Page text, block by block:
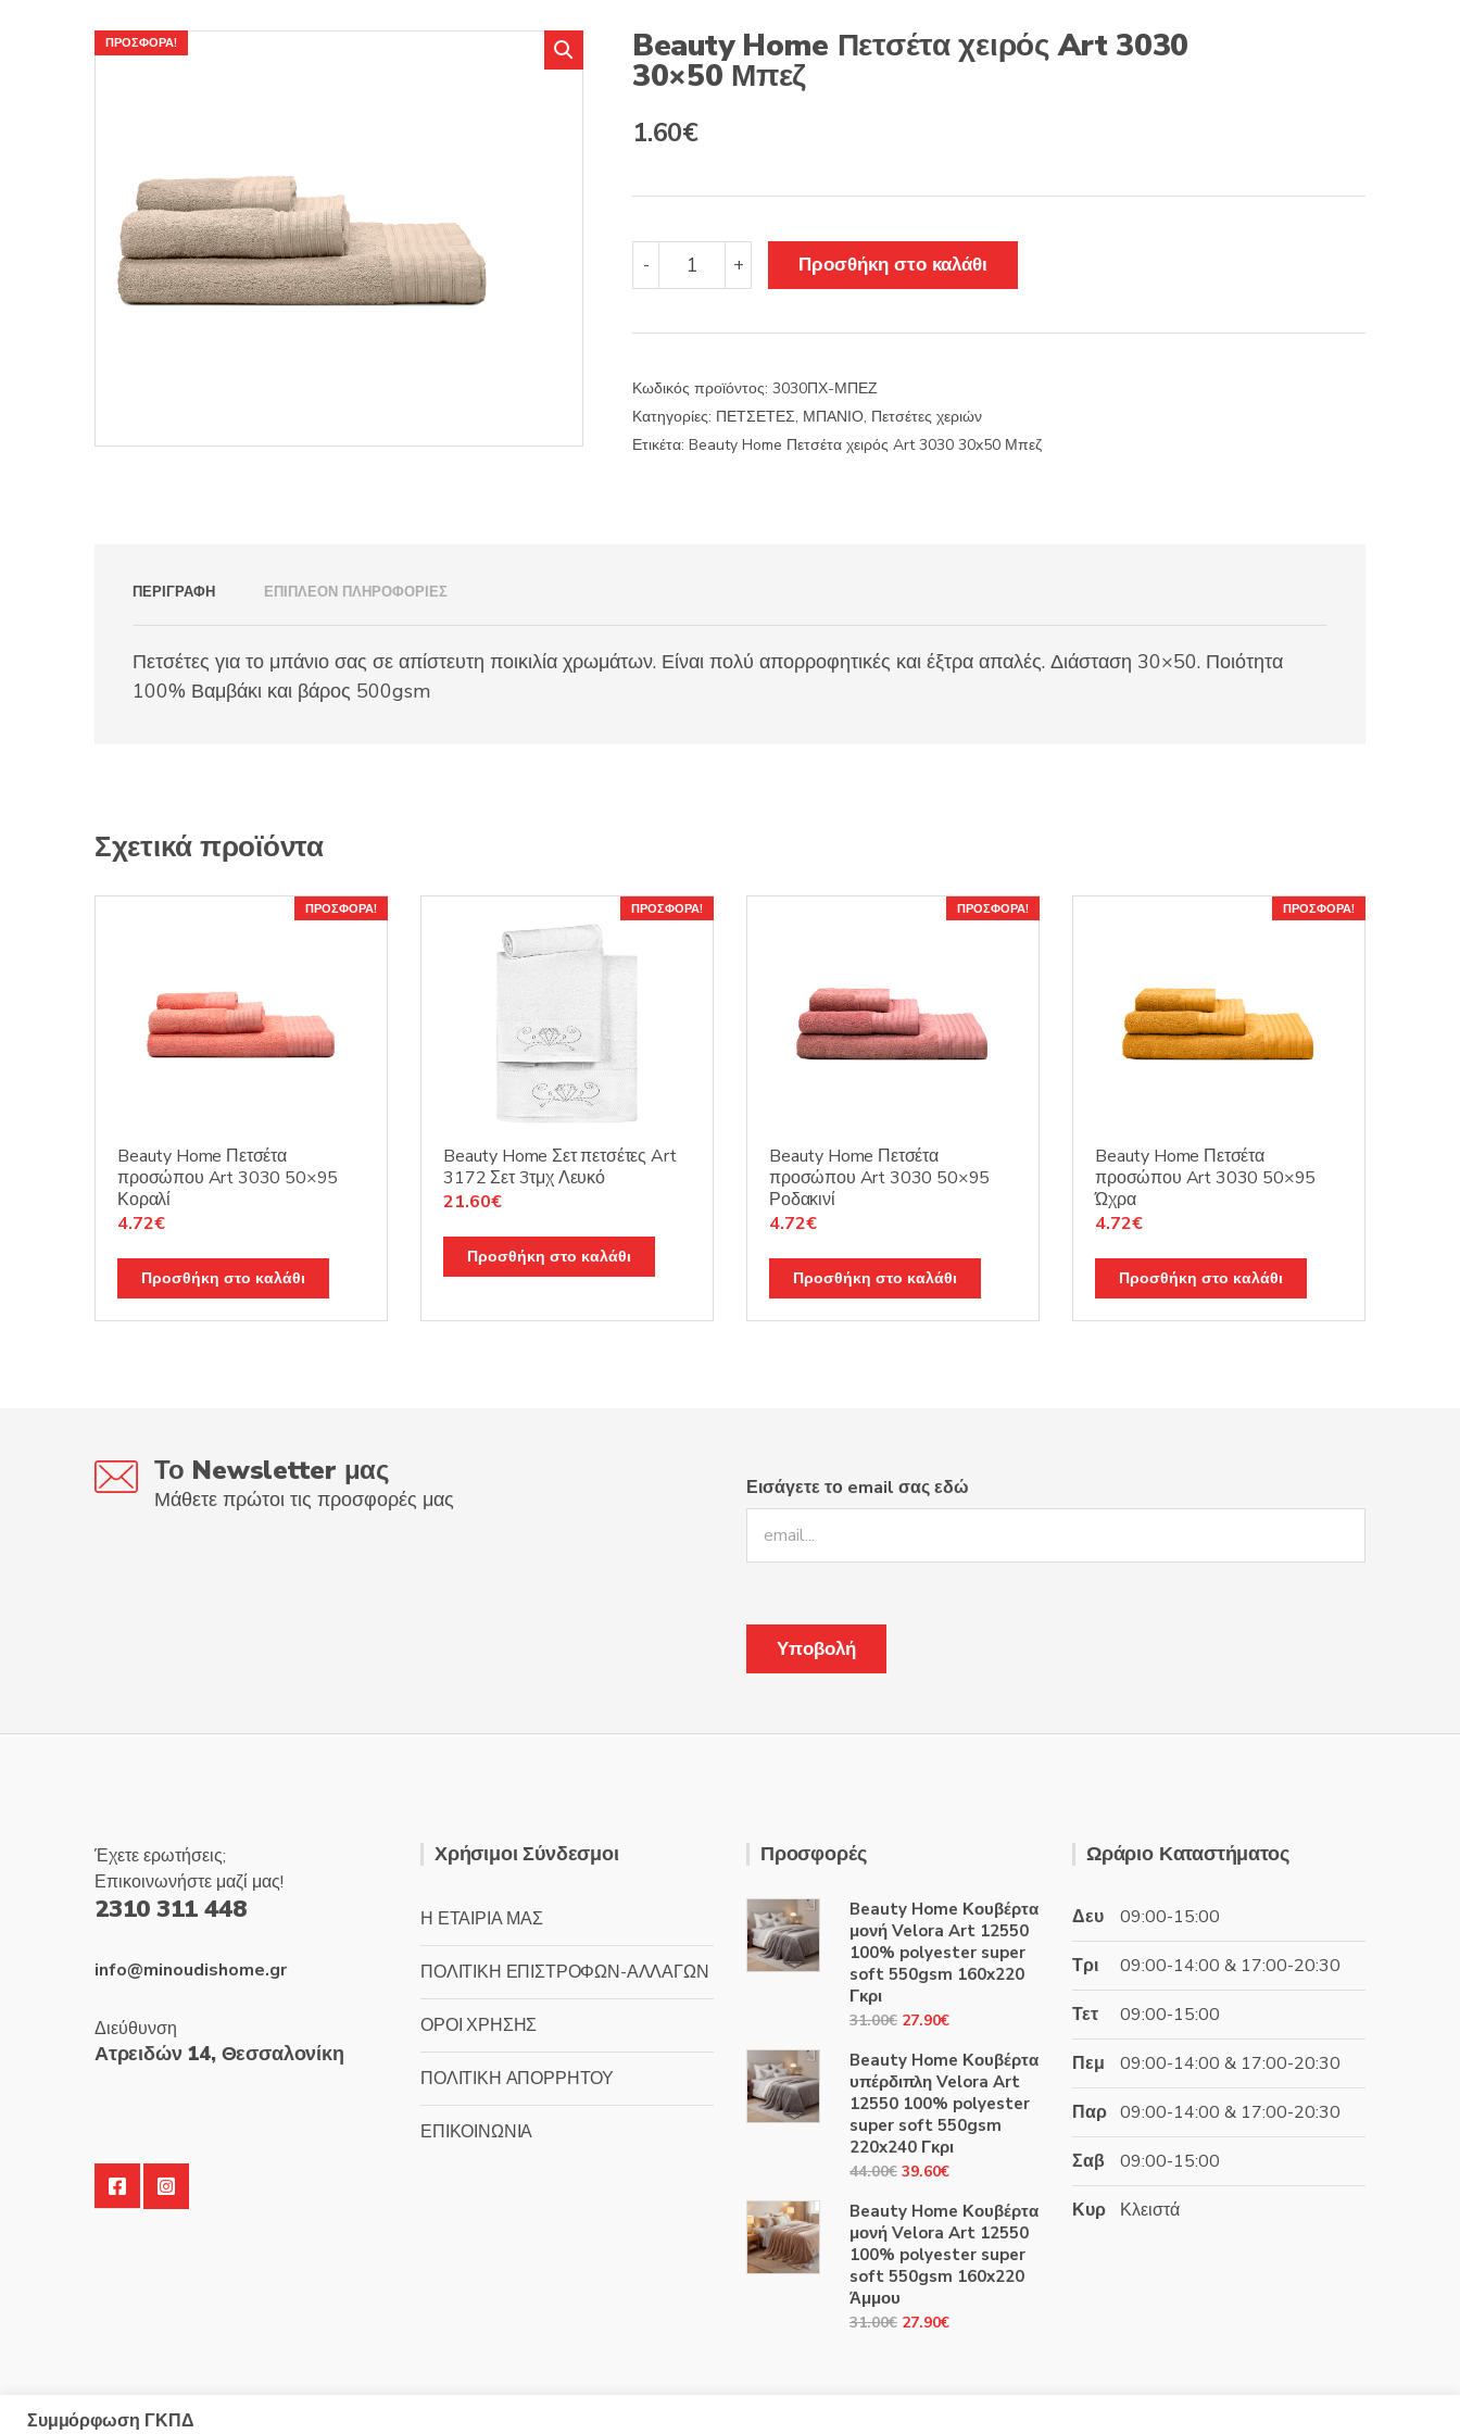
:
ΠΡΟΣΦΟΡΆ! Beauty Home Πετσέτα χειρός Art 3030
30×50 Μπεζ
Original
2.00€.
1.60€Η
είναι:
1.60€.
-
Beauty
Home
30x50
Μπεζ
ποσότητα
+ Προσθήκη στο καλάθι
Κωδικός προϊόντος: 3030ΠΧ-ΜΠΕΖ
Κατηγορίες: ΠΕΤΣΕΤΕΣ, ΜΠΑΝΙΟ, Πετσέτες χεριών
Ετικέτα: Beauty Home Πετσέτα χειρός Art 3030 30x50 Μπεζ
ΠΕΡΙΓΡΑΦΉ ΕΠΙΠΛΈΟΝ ΠΛΗΡΟΦΟΡΊΕΣ
Πετσέτες για το μπάνιο σας σε απίστευτη ποικιλία χρωμάτων. Είναι πολύ απορροφητικές και έξτρα απαλές. Διάσταση 30×50. Ποιότητα
100% Βαμβάκι και βάρος 500gsm
Σχετικά προϊόντα
ΠΡΟΣΦΟΡΆ!
Beauty Home Πετσέτα
προσώπου Art 3030 50×95
Κοραλί
Original
was:
5.90€.
4.72€Η
τιμή
είναι:
4.72€.
Προσθήκη στο καλάθι
ΠΡΟΣΦΟΡΆ!
Beauty Home Σετ πετσέτες Art
3172 Σετ 3τμχ Λευκό
Original
was:
27.00€.
21.60€Η
τιμή
είναι:
Προσθήκη στο καλάθι
ΠΡΟΣΦΟΡΆ!
Beauty Home Πετσέτα
προσώπου Art 3030 50×95
Ροδακινί
Original
was:
5.90€.
4.72€Η
τιμή
είναι:
4.72€.
Προσθήκη στο καλάθι
ΠΡΟΣΦΟΡΆ!
Beauty Home Πετσέτα
προσώπου Art 3030 50×95
Ώχρα
Original
was:
5.90€.
4.72€Η
τιμή
είναι:
4.72€.
Προσθήκη στο καλάθι
Το Newsletter μας
Μάθετε πρώτοι τις προσφορές μας Εισάγετε το email σας εδώ
Έχετε ερωτήσεις;
Επικοινωνήστε μαζί μας!
2310 311 448
info@minoudishome.gr
Διεύθυνση
Ατρειδών 14, Θεσσαλονίκη
Χρήσιμοι Σύνδεσμοι
Η ΕΤΑΙΡΙΑ ΜΑΣ
ΠΟΛΙΤΙΚΗ ΕΠΙΣΤΡΟΦΩΝ-ΑΛΛΑΓΩΝ
ΟΡΟΙ ΧΡΗΣΗΣ
ΠΟΛΙΤΙΚΗ ΑΠΟΡΡΗΤΟΥ
ΕΠΙΚΟΙΝΩΝΙΑ
Προσφορές
Beauty Home Κουβέρτα
μονή Velora Art 12550
100% polyester super
soft 550gsm 160x220
Γκρι
31.00€ Original
was:
31.00€.
27.90€Η
τιμή
είναι:
27.90€.
Beauty Home Κουβέρτα
υπέρδιπλη Velora Art
12550 100% polyester
super soft 550gsm
220x240 Γκρι
44.00€ Original
was:
44.00€.
39.60€Η
τιμή
είναι:
39.60€.
Beauty Home Κουβέρτα
μονή Velora Art 12550
100% polyester super
soft 550gsm 160x220
Άμμου
31.00€ Original
27.90€Η
Ωράριο Καταστήματος
Δευ 09:00-15:00
Τρι 09:00-14:00 & 17:00-20:30
Τετ 09:00-15:00
Πεμ 09:00-14:00 & 17:00-20:30
Παρ 09:00-14:00 & 17:00-20:30
Σαβ 09:00-15:00
Κυρ Κλειστά
Συμμόρφωση ΓΚΠΔ